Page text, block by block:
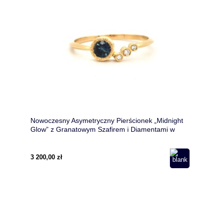
Nowoczesny Asymetryczny Pierścionek „Midnight
Glow” z Granatowym Szafirem i Diamentami w
3 200,00 zł